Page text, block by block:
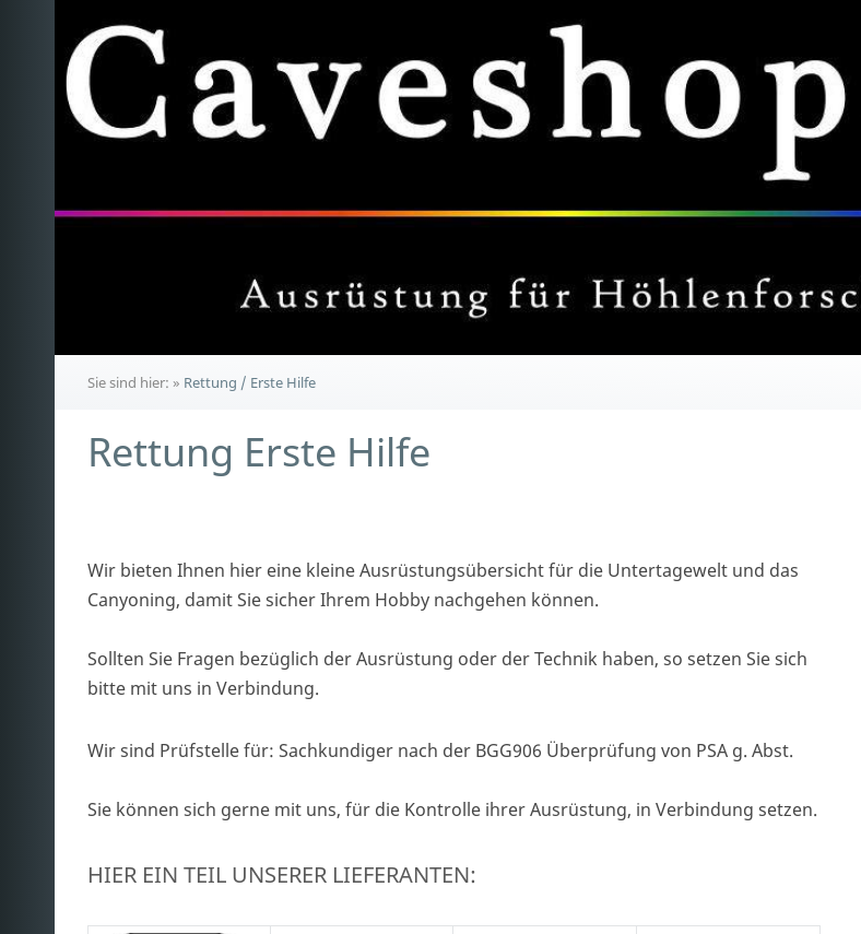
Sie sind hier: » Rettung / Erste Hilfe
Rettung Erste Hilfe
Wir bieten Ihnen hier eine kleine Ausrüstungsübersicht für die Untertagewelt und das
Canyoning, damit Sie sicher Ihrem Hobby nachgehen können.
Sollten Sie Fragen bezüglich der Ausrüstung oder der Technik haben, so setzen Sie sich
bitte mit uns in Verbindung.
Wir sind Prüfstelle für: Sachkundiger nach der BGG906 Überprüfung von PSA g. Abst.
Sie können sich gerne mit uns, für die Kontrolle ihrer Ausrüstung, in Verbindung setzen.
HIER EIN TEIL UNSERER LIEFERANTEN: